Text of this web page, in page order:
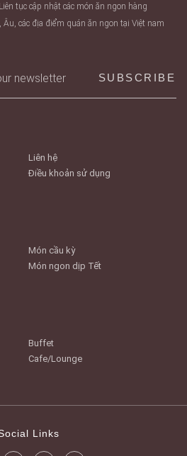
tục cập nhật các món ăn ngon hàng
các địa điểm quán ăn ngon tại Việt nam
Liên hệ
Điều khoản sử dụng
Món cầu kỳ
Món ngon dịp Tết
Buffet
Cafe/Lounge
Links